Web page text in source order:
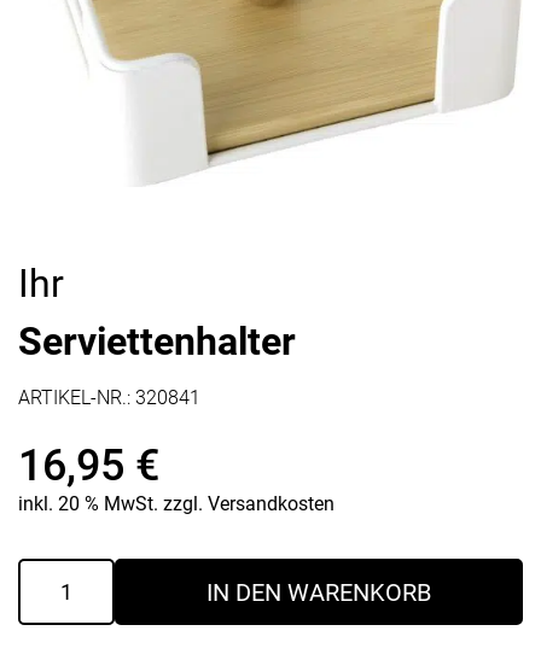
Ihr
Serviettenhalter
ARTIKEL-NR.: 320841
16,95 €
inkl. 20 % MwSt. zzgl. Versandkosten
Serviettenhalter
Menge
IN DEN WARENKORB